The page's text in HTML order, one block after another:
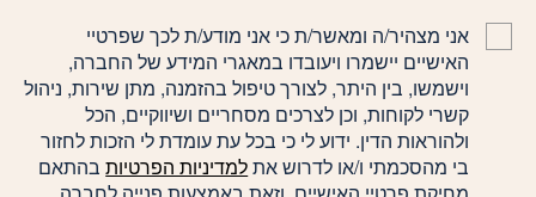
אני מצהיר/ה ומאשר/ת כי אני מודע/ת לכך שפרטיי
האישיים יישמרו ויעובדו במאגרי המידע של החברה,
וישמשו, בין היתר, לצורך טיפול בהזמנה, מתן שירות, ניהול
קשרי לקוחות, וכן לצרכים מסחריים ושיווקיים, הכל
ולהוראות הדין. ידוע לי כי בכל עת עומדת לי הזכות לחזור
בי מהסכמתי ו/או לדרוש אתלמדיניות הפרטיותבהתאם